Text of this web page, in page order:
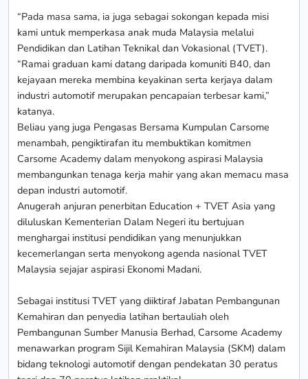
“Pada masa sama, ia juga sebagai sokongan kepada misi
kami untuk memperkasa anak muda Malaysia melalui
Pendidikan dan Latihan Teknikal dan Vokasional (TVET).
“Ramai graduan kami datang daripada komuniti B40, dan
kejayaan mereka membina keyakinan serta kerjaya dalam
industri automotif merupakan pencapaian terbesar kami,”
katanya.
Beliau yang juga Pengasas Bersama Kumpulan Carsome
menambah, pengiktirafan itu membuktikan komitmen
Carsome Academy dalam menyokong aspirasi Malaysia
membangunkan tenaga kerja mahir yang akan memacu masa
depan industri automotif.
Anugerah anjuran penerbitan Education + TVET Asia yang
diluluskan Kementerian Dalam Negeri itu bertujuan
menghargai institusi pendidikan yang menunjukkan
kecemerlangan serta menyokong agenda nasional TVET
Malaysia sejajar aspirasi Ekonomi Madani.
Sebagai institusi TVET yang diiktiraf Jabatan Pembangunan
Kemahiran dan penyedia latihan bertauliah oleh
Pembangunan Sumber Manusia Berhad, Carsome Academy
menawarkan program Sijil Kemahiran Malaysia (SKM) dalam
bidang teknologi automotif dengan pendekatan 30 peratus